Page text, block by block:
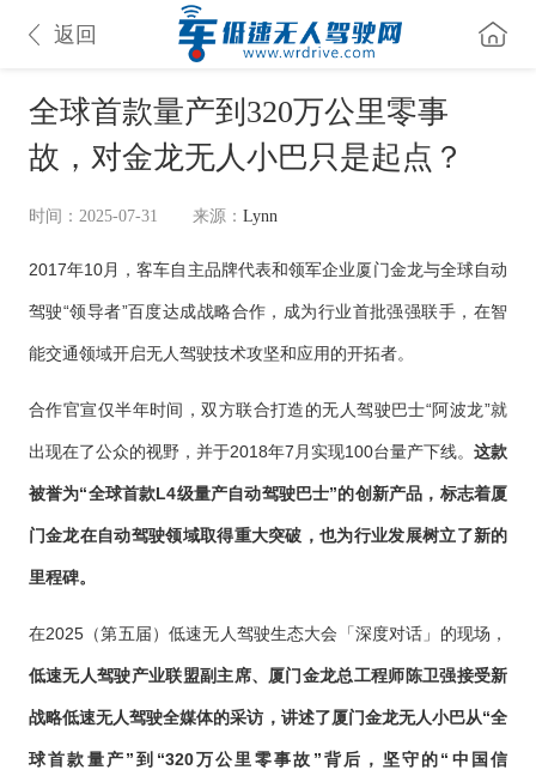
返回
全球首款量产到320万公里零事
故，对金龙无人小巴只是起点？
时间：2025-07-31 来源： Lynn
2017年10月，客车自主品牌代表和领军企业厦门金龙与全球自动
驾驶“领导者”百度达成战略合作，成为行业首批强强联手，在智
能交通领域开启无人驾驶技术攻坚和应用的开拓者。
合作官宣仅半年时间，双方联合打造的无人驾驶巴士“阿波龙”就
出现在了公众的视野，并于2018年7月实现100台量产下线。这款
被誉为“全球首款L4级量产自动驾驶巴士”的创新产品，标志着厦
门金龙在自动驾驶领域取得重大突破，也为行业发展树立了新的
里程碑。
在2025（第五届）低速无人驾驶生态大会「深度对话」的现场，
低速无人驾驶产业联盟副主席、厦门金龙总工程师陈卫强接受新
战略低速无人驾驶全媒体的采访，讲述了厦门金龙无人小巴从“全
球首款量产”到“320万公里零事故”背后，坚守的“中国信